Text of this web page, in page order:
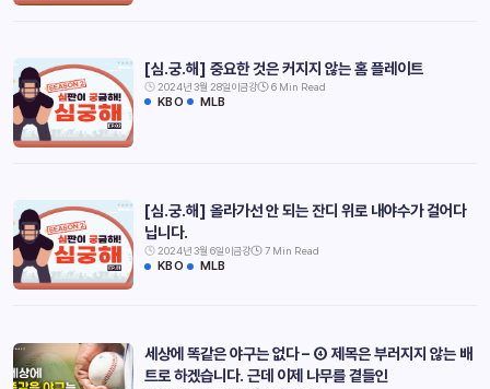
[심.궁.해] 중요한 것은 커지지 않는 홈 플레이트
2024년 3월 28일이금강 6 Min Read
KBO MLB
[심.궁.해] 올라가선 안 되는 잔디 위로 내야수가 걸어다
닙니다.
2024년 3월 6일이금강 7 Min Read
KBO MLB
세상에 똑같은 야구는 없다 – ④ 제목은 부러지지 않는 배
트로 하겠습니다. 근데 이제 나무를 곁들인